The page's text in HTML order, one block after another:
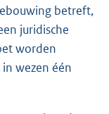
betreft,
juridische
worden
wezen één